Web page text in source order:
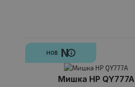
НОВ N
Мишка HP QY777A